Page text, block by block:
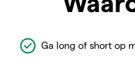
Ga long of short op